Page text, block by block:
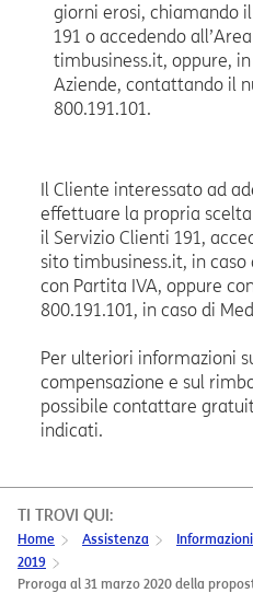
giorni erosi, chiamando
191 o accedendo
timbusiness.it, oppure,
Aziende, contattando il
800.191.101.
Il Cliente interessato ad
effettuare la propria
il Servizio Clienti 191,
sito timbusiness.it, in
con Partita IVA, oppure
800.191.101, in caso di
Per ulteriori informazioni
compensazione e sul
possibile contattare
indicati.
TI TROVI QUI:
Home Assistenza
2019
Proroga al 31 marzo 2020 della